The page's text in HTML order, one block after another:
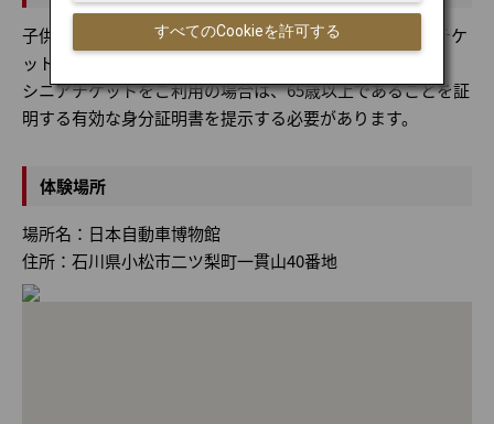
子供チケットは小学生と中学生が対象で、小学生以下はチケ
ットは不要です。
シニアチケットをご利用の場合は、65歳以上であることを証
明する有効な身分証明書を提示する必要があります。
体験場所
場所名：日本自動車博物館
住所：石川県小松市二ツ梨町一貫山40番地
すべてのCookieを許可する